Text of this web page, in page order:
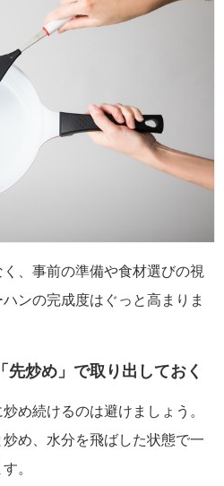
、事前の準備や食材選びの視
ンの完成度はぐっと高まりま
先炒め」で取り出しておく
め続けるのは避けましょう。
め、水分を飛ばした状態で一
。